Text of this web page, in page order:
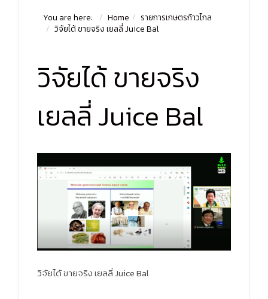
You are here: Home
รายการเกษตรก้าวไกล
วิจัยได้ ขายจริง เยลลี่ Juice Bal
วิจัยได้ ขายจริง
เยลลี่ Juice Bal
วิจัยได้ ขายจริง เยลลี่ Juice Bal